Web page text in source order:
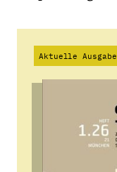
Aktuelle Ausgabe